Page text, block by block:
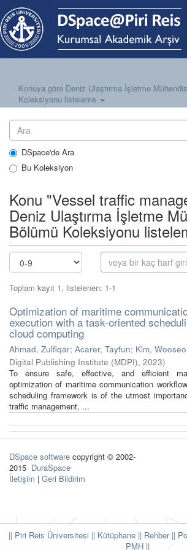
Konuya göre Deniz Ulaştırma İşletme
Koleksiyonu listeleme
DSpace'de Ara
Bu Koleksiyon
Konu "Vessel traffic
Deniz Ulaştırma İşletme
Bölümü Koleksiyonu
Toplam kayıt 1, listelenen: 1-1
Optimization of maritime
execution with a task-oriented
cloud computing
Ahmad, Zulfiqar; Acarer, Tayfun; Kim,
Digital Publishing Institute (MDPI), 2023)
To ensure safe, effective, and efficient
optimization of maritime communication
scheduling framework is of the utmost
traffic management, ...
DSpace software copyright © 2002-
2015 DuraSpace
İletişim | Geri Bildirim
|| Piri Reis Üniversitesi || Kütüphane|| Rehber||
PMH ||